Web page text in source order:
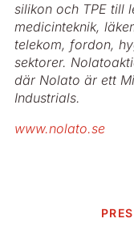
silikon och TPE till
medicinteknik,
telekom, fordon,
sektorer.
där Nolato är ett
Industrials.
www.nolato.se